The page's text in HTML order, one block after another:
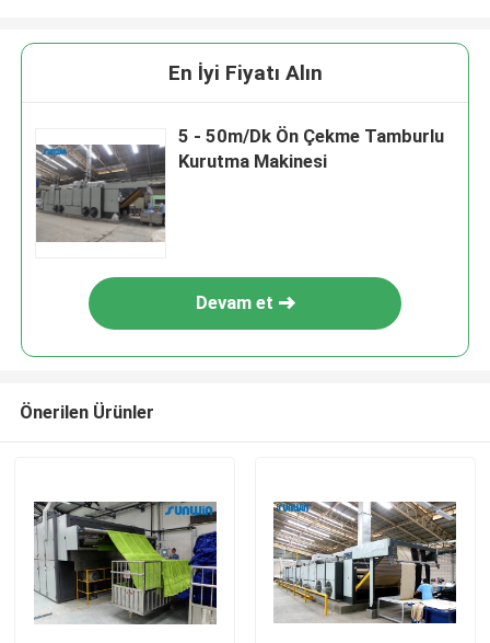
En İyi Fiyatı Alın
5 - 50m/Dk Ön Çekme Tamburlu
Kurutma Makinesi
Devam et
Önerilen Ürünler